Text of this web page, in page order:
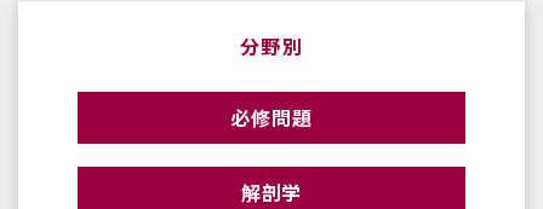
分野別
必修問題
解剖学